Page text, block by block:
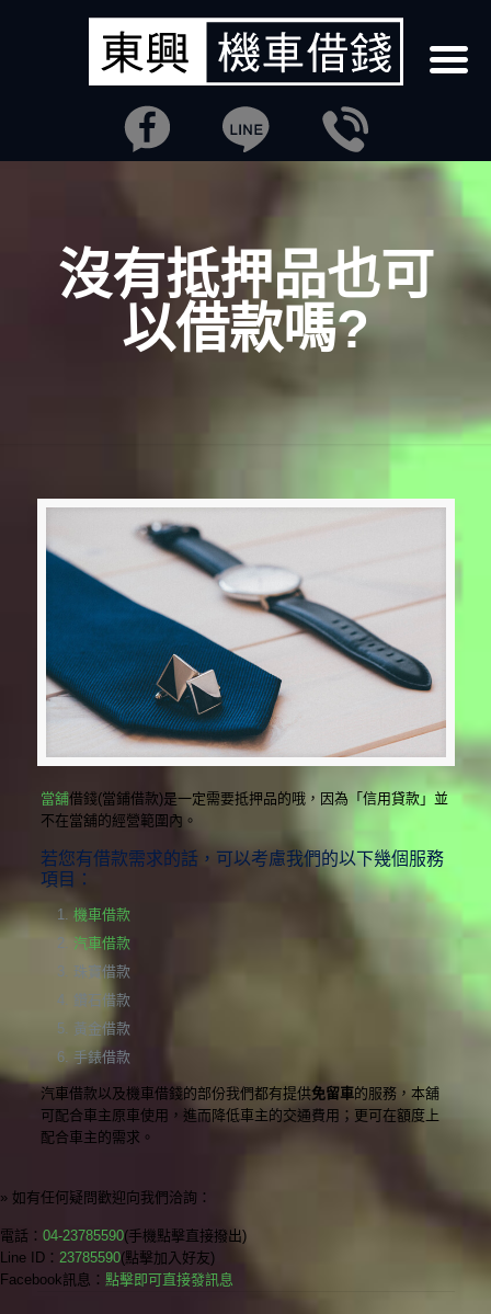
沒有抵押品也可
以借款嗎?
當舖借錢(當鋪借款)是一定需要抵押品的哦，因為「信用貸款」並
不在當舖的經營範圍內。
若您有借款需求的話，可以考慮我們的以下幾個服務
項目：
機車借款
汽車借款
珠寶借款
鑽石借款
黃金借款
手錶借款
汽車借款以及機車借錢的部份我們都有提供免留車的服務，本舖
可配合車主原車使用，進而降低車主的交通費用；更可在額度上
配合車主的需求。
» 如有任何疑問歡迎向我們洽詢：
電話： 04-23785590(手機點擊直接撥出)
Line ID： 23785590(點擊加入好友)
Facebook訊息： 點擊即可直接發訊息